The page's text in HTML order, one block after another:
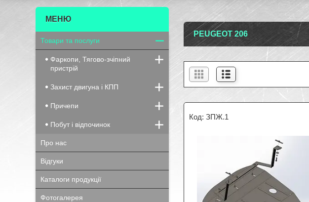
PEUGEOT 206
ЗПЖ.1
Товари та послуги
Фаркопи, Тягово-зчіпний
пристрій
Захист двигуна і КПП
Причепи
Побут і відпочинок
Про нас
Відгуки
Каталоги продукції
Фотогалерея